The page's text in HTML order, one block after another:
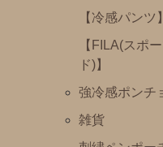
【冷感パンツ】
【FILA(スポ
ド)】
強冷感ポンチ
雑貨